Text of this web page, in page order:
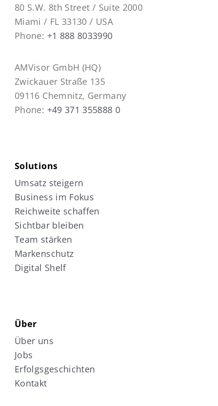
80 S.W. 8th Street / Suite 2000
Miami / FL 33130 / USA
Phone: +1 888 8033990
AMVisor GmbH (HQ)
Zwickauer Straße 135
09116 Chemnitz, Germany
Phone: +49 371 355888 0
Solutions
Umsatz steigern
Business im Fokus
Reichweite schaffen
Sichtbar bleiben
Team stärken
Markenschutz
Digital Shelf
Über
Über uns
Jobs
Erfolgsgeschichten
Kontakt